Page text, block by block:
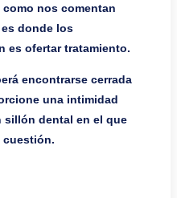
nos comentan
es donde los
es ofertar tratamiento.
encontrarse cerrada
una intimidad
sillón dental en el que
cuestión.